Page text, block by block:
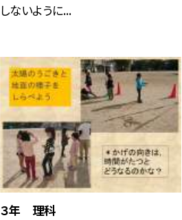
しないように...
３年 理科